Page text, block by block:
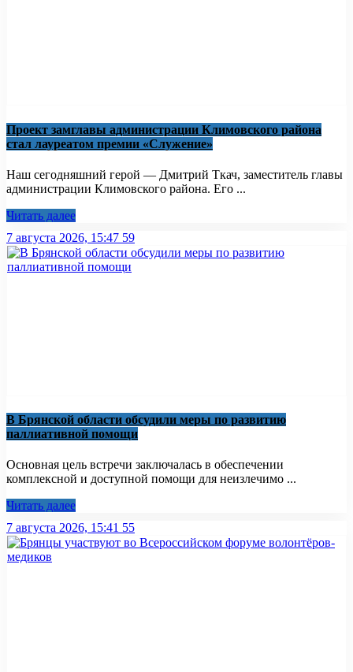
Проект замглавы администрации Климовского района
стал лауреатом премии «Служение»
Наш сегодняшний герой — Дмитрий Ткач, заместитель главы
администрации Климовского района. Его ...
Читать далее
7 августа 2026, 15:47 59
В Брянской области обсудили меры по развитию
паллиативной помощи
Основная цель встречи заключалась в обеспечении
комплексной и доступной помощи для неизлечимо ...
Читать далее
7 августа 2026, 15:41 55